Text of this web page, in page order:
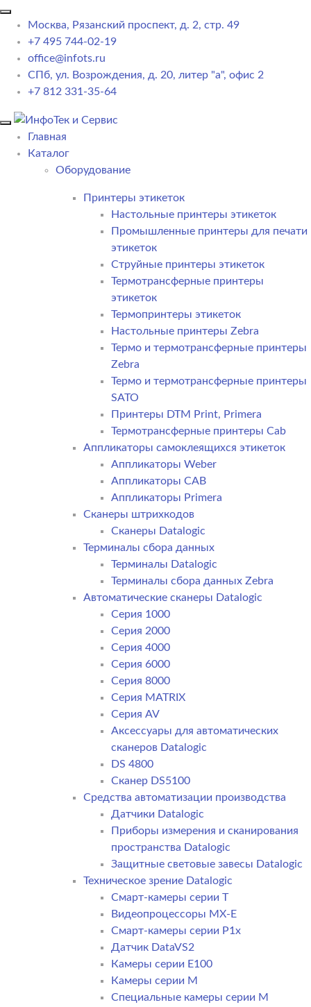
Москва, Рязанский проспект, д. 2, стр. 49
+7 495 744-02-19
office@infots.ru
СПб, ул. Возрождения, д. 20, литер "a", офис 2
+7 812 331-35-64
Главная
Каталог
Оборудование
Принтеры этикеток
Настольные принтеры этикеток
Промышленные принтеры для печати
этикеток
Струйные принтеры этикеток
Термотрансферные принтеры
этикеток
Термопринтеры этикеток
Настольные принтеры Zebra
Термо и термотрансферные принтеры
Zebra
Термо и термотрансферные принтеры
SATO
Принтеры DTM Print, Primera
Термотрансферные принтеры Cab
Аппликаторы самоклеящихся этикеток
Аппликаторы Weber
Аппликаторы CAB
Аппликаторы Primera
Сканеры штрихкодов
Сканеры Datalogic
Терминалы сбора данных
Терминалы Datalogic
Терминалы сбора данных Zebra
Автоматические сканеры Datalogic
Серия 1000
Серия 2000
Серия 4000
Серия 6000
Серия 8000
Серия MATRIX
Серия AV
Аксессуары для автоматических
сканеров Datalogic
DS 4800
Сканер DS5100
Средства автоматизации производства
Датчики Datalogic
Приборы измерения и сканирования
пространства Datalogic
Защитные световые завесы Datalogic
Техническое зрение Datalogic
Смарт-камеры серии T
Видеопроцессоры MX-E
Смарт-камеры серии P1x
Датчик DataVS2
Камеры серии E100
Камеры серии M
Специальные камеры серии M